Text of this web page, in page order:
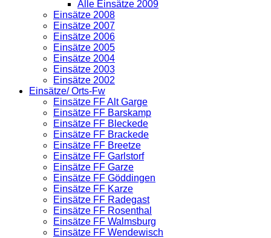
Alle Einsätze 2009
Einsätze 2008
Einsätze 2007
Einsätze 2006
Einsätze 2005
Einsätze 2004
Einsätze 2003
Einsätze 2002
Einsätze/ Orts-Fw
Einsätze FF Alt Garge
Einsätze FF Barskamp
Einsätze FF Bleckede
Einsätze FF Brackede
Einsätze FF Breetze
Einsätze FF Garlstorf
Einsätze FF Garze
Einsätze FF Göddingen
Einsätze FF Karze
Einsätze FF Radegast
Einsätze FF Rosenthal
Einsätze FF Walmsburg
Einsätze FF Wendewisch